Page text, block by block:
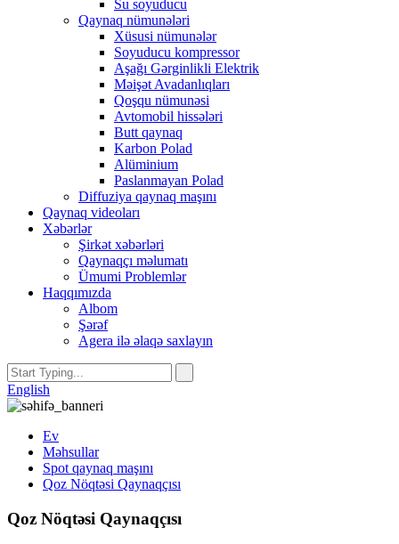
Su soyuducu
Qaynaq nümunələri
Xüsusi nümunələr
Soyuducu kompressor
Aşağı Gərginlikli Elektrik
Məişət Avadanlıqları
Qoşqu nümunəsi
Avtomobil hissələri
Butt qaynaq
Karbon Polad
Alüminium
Paslanmayan Polad
Diffuziya qaynaq maşını
Qaynaq videoları
Xəbərlər
Şirkət xəbərləri
Qaynaqçı məlumatı
Ümumi Problemlər
Haqqımızda
Albom
Şərəf
Agera ilə əlaqə saxlayın
English
Ev
Məhsullar
Spot qaynaq maşını
Qoz Nöqtəsi Qaynaqçısı
Qoz Nöqtəsi Qaynaqçısı